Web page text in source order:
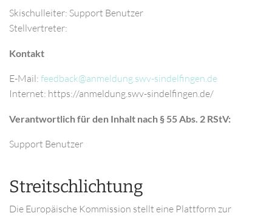
Skischulleiter: Support Benutzer
Stellvertreter:
Kontakt
E-Mail:
Internet: https://anmeldung.swv-sindelfingen.de/
Verantwortlich für den Inhalt nach § 55 Abs. 2 RStV:
Support Benutzer
Streitschlichtung
Die Europäische Kommission stellt eine Plattform zur